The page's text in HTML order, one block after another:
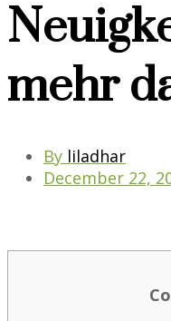
mehr
By liladhar
December 22,